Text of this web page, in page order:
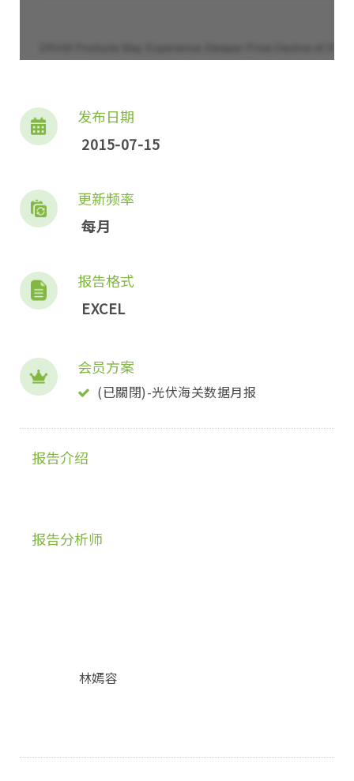
发布日期
2015-07-15
更新频率
每月
报告格式
EXCEL
会员方案
(已關閉)-光伏海关数据月报
报告介绍
报告分析师
林嫣容